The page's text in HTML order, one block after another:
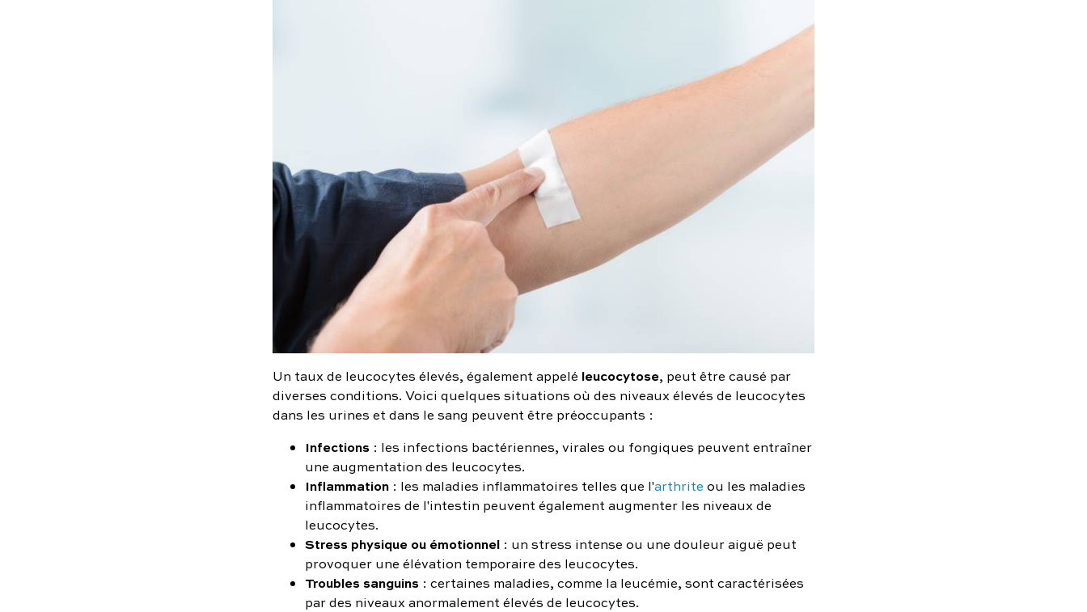
Un taux de leucocytes élevés, également appelé leucocytose, peut être causé par
diverses conditions. Voici quelques situations où des niveaux élevés de leucocytes
dans les urines et dans le sang peuvent être préoccupants :
Infections : les infections bactériennes, virales ou fongiques peuvent entraîner
une augmentation des leucocytes.
Inflammation : les maladies inflammatoires telles que l'arthrite ou les maladies
inflammatoires de l'intestin peuvent également augmenter les niveaux de
leucocytes.
Stress physique ou émotionnel : un stress intense ou une douleur aiguë peut
provoquer une élévation temporaire des leucocytes.
Troubles sanguins : certaines maladies, comme la leucémie, sont caractérisées
par des niveaux anormalement élevés de leucocytes.